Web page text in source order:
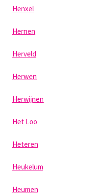
Henxel
Hernen
Herveld
Herwen
Herwijnen
Het Loo
Heteren
Heukelum
Heumen